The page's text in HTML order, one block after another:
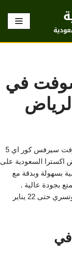
في
عروض و تخفيضات اكسترا على لابتوب مايكروسوفت سيرفس كور اي 5
اكسترا السعودية على
بسهولة وبدقة مع
بجودة عالية .
يتوفر العرض في جميع فروع اكسترا في المملكة وتسري حتى 22 يناير
في